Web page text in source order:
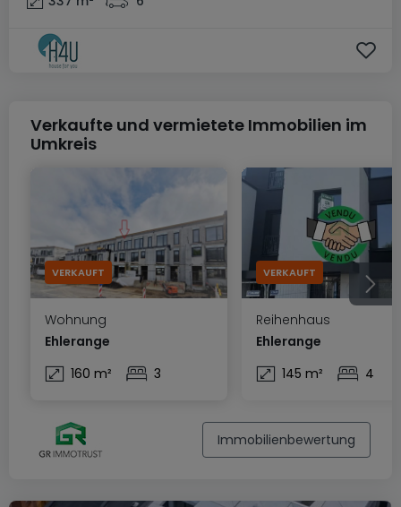
Verkaufte und vermietete Immobilien im
Umkreis
VERKAUFT
Wohnung
Ehlerange
160 m²
3
VERKAUFT
Reihenhaus
Ehlerange
145 m²
4
Immobilienbewertung